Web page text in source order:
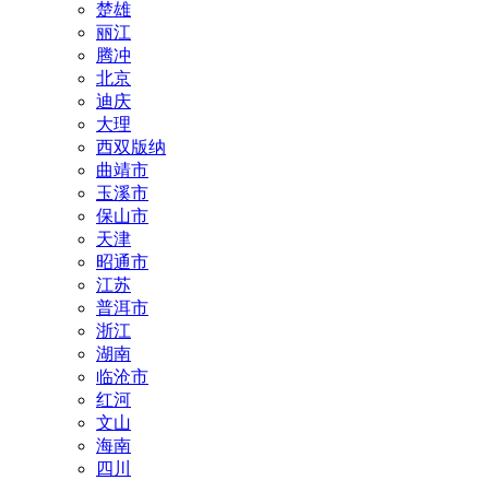
楚雄
丽江
腾冲
北京
迪庆
大理
西双版纳
曲靖市
玉溪市
保山市
天津
昭通市
江苏
普洱市
浙江
湖南
临沧市
红河
文山
海南
四川